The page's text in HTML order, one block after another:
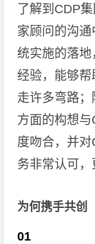
了解到CDP
家顾问的沟
统实施的落
经验，能够
走许多弯路
方面的构想
度吻合，并
务非常认可，
为何携手共创
01